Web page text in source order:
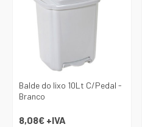
Balde do lixo 10Lt C/Pedal -
Branco
8,08€ +IVA